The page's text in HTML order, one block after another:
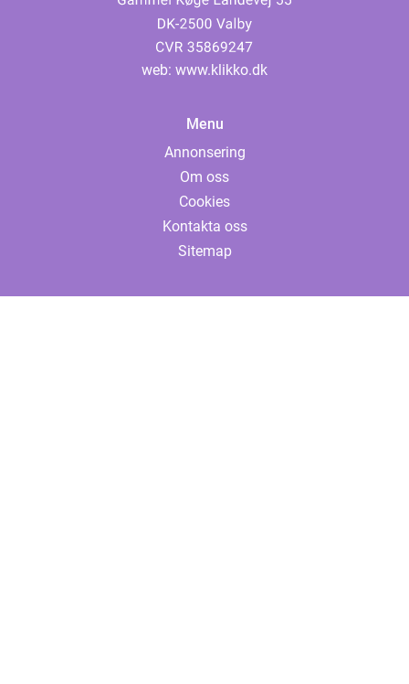
web: www.klikko.dk
Menu
Annonsering
Om oss
Cookies
Kontakta oss
Sitemap